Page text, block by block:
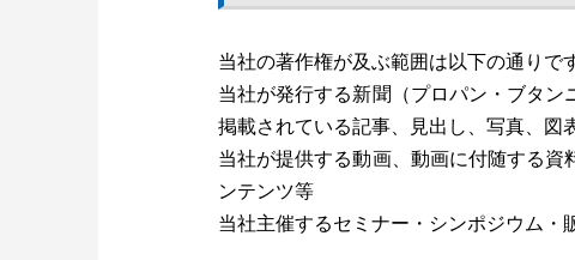
当社の著作権が及ぶ範囲は以下の通りで
当社が発行する新聞（プロパン・ブタ
掲載されている記事、見出し、写真、
当社が提供する動画、動画に付随する
ンテンツ等
当社主催するセミナー・シンポジウム